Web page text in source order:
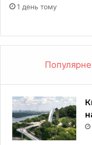
1 день тому
Популярне